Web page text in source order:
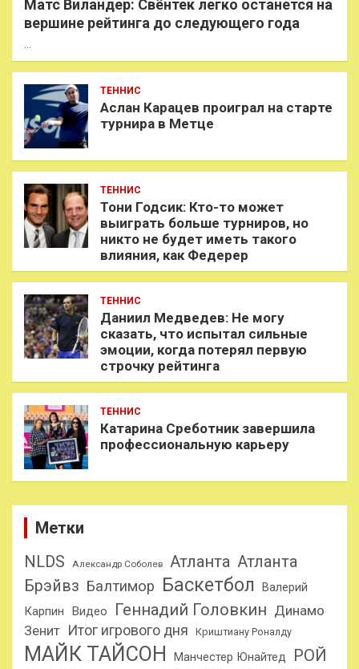
Матс Виландер: Свёнтек легко останется на
вершине рейтинга до следующего года
…
ТЕННИС
Аслан Карацев проиграл на старте
турнира в Метце
ТЕННИС
Тони Годсик: Кто-то может
выиграть больше турниров, но
никто не будет иметь такого
влияния, как Федерер
ТЕННИС
Даниил Медведев: Не могу
сказать, что испытал сильные
эмоции, когда потерял первую
строчку рейтинга
ТЕННИС
Катарина Среботник завершила
профессиональную карьеру
Метки
NLDS
Александр Соболев Атланта Атланта
Брэйвз Балтимор Баскетбол
Валерий
Карпин
Видео Геннадий Головкин Динамо
Зенит Итог игрового дня Криштиану Роналду
МАЙК ТАЙСОН Манчестер Юнайтед
РОЙ